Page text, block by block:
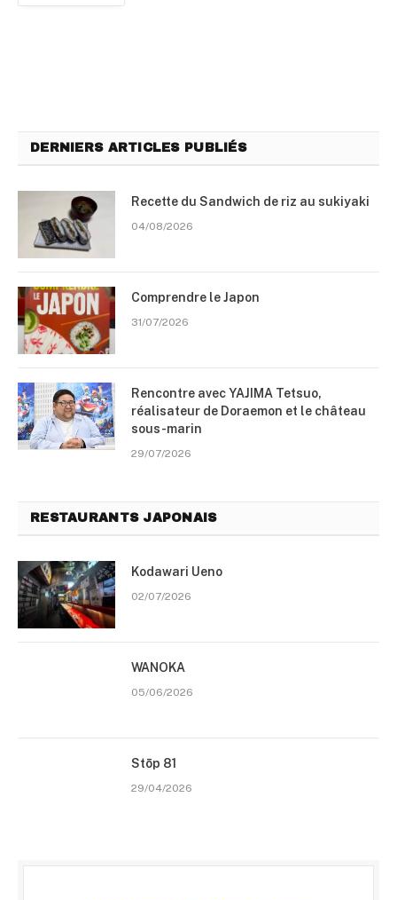
DERNIERS ARTICLES PUBLIÉS
Recette du Sandwich de riz au sukiyaki
04/08/2026
Comprendre le Japon
31/07/2026
Rencontre avec YAJIMA Tetsuo,
réalisateur de Doraemon et le château
sous-marin
29/07/2026
RESTAURANTS JAPONAIS
Kodawari Ueno
02/07/2026
WANOKA
05/06/2026
Stōp 81
29/04/2026